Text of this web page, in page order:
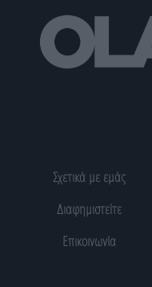
Σχετικά με εμάς
Διαφημιστείτε
Επικοινωνία